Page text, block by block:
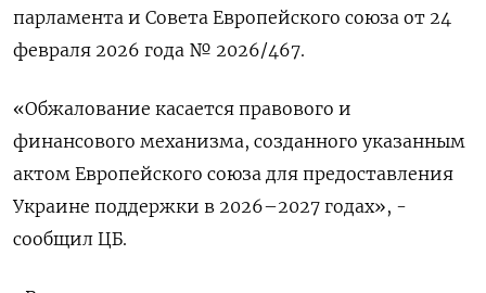
парламента и Совета Европейского союза от 24
февраля ​2026 года № 2026/467.
«Обжалование касается правового и
финансового ‌механизма, созданного указанным
актом Европейского союза для предоставления
Украине поддержки ​в 2026–2027 годах», -
сообщил ЦБ.